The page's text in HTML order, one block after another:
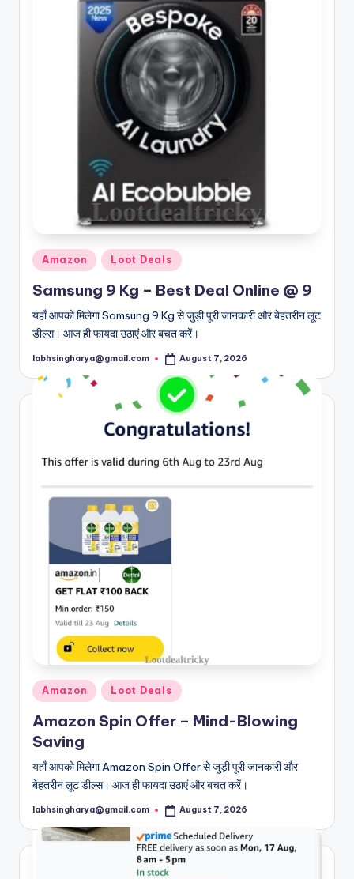
Posted
in
Amazon Loot Deals
Samsung 9 Kg – Best Deal Online @ 9
यहाँ आपको मिलेगा Samsung 9 Kg से जुड़ी पूरी जानकारी और बेहतरीन लूट
डील्स। आज ही फायदा उठाएं और बचत करें।
Posted
labhsingharya@gmail.com August 7, 2026
Posted
in
Amazon Loot Deals
Amazon Spin Offer – Mind-Blowing
Saving
यहाँ आपको मिलेगा Amazon Spin Offer से जुड़ी पूरी जानकारी और
बेहतरीन लूट डील्स। आज ही फायदा उठाएं और बचत करें।
Posted
labhsingharya@gmail.com August 7, 2026